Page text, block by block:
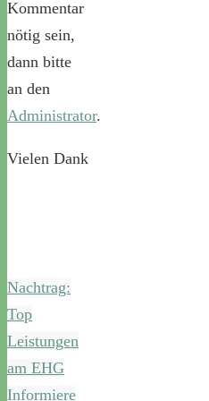
Kommentar
nötig sein,
dann bitte
an den
Administrator.
Vielen Dank
Nachtrag:
Top
Leistungen
am EHG
Informiere